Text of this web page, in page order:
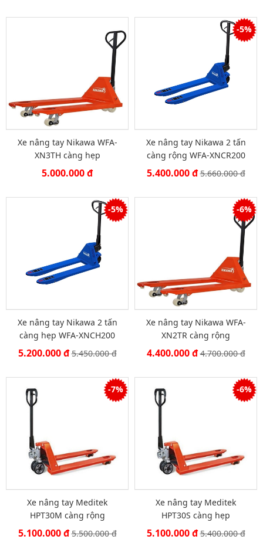
Xe nâng tay Nikawa WFA-
XN3TH càng hẹp
5.000.000 đ
-5%
Xe nâng tay Nikawa 2 tấn
càng rộng WFA-XNCR200
5.400.000 đ5.660.000 đ
-5%
Xe nâng tay Nikawa 2 tấn
càng hẹp WFA-XNCH200
5.200.000 đ5.450.000 đ
-6%
Xe nâng tay Nikawa WFA-
XN2TR càng rộng
4.400.000 đ4.700.000 đ
-7%
Xe nâng tay Meditek
HPT30M càng rộng
5.100.000 đ5.500.000 đ
-6%
Xe nâng tay Meditek
HPT30S càng hẹp
5.100.000 đ5.400.000 đ